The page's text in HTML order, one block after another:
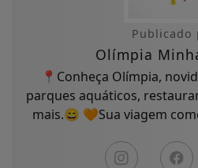
Publicado
Olímpia
📍Conheça Olímpia,
parques aquáticos,
mais.😄 🧡Sua viagem